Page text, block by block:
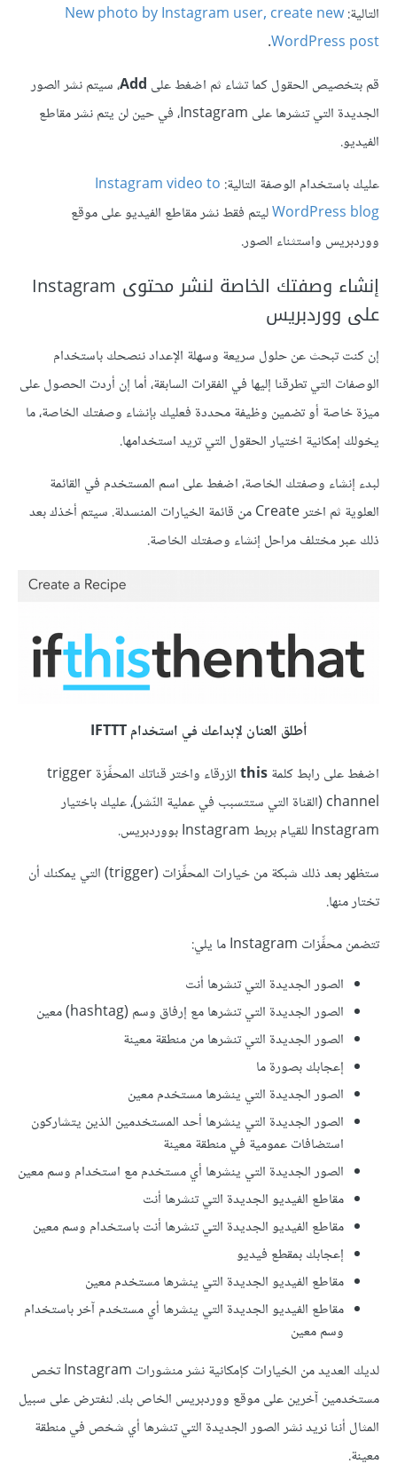
التالية:New photo by Instagram user, create new
WordPress post
.
قم بتخصيص الحقول كما تشاء ثم اضغط على Add، سيتم نشر الصور
الجديدة التي تنشرها على Instagram، في حين لن يتم نشر مقاطع
الفيديو.
عليك باستخدام الوصفة التالية: Instagram video to
WordPress blogليتم فقط نشر مقاطع الفيديو على موقع
ووردبريس واستثناء الصور.
إنشاء وصفتك الخاصة لنشر محتوى Instagram
على ووردبريس
إن كنت تبحث عن حلول سريعة وسهلة الإعداد ننصحك باستخدام
الوصفات التي تطرقنا إليها في الفقرات السابقة، أما إن أردت الحصول على
ميزة خاصة أو تضمين وظيفة محددة فعليك بإنشاء وصفتك الخاصة، ما
يخولك إمكانية اختيار الحقول التي تريد استخدامها.
لبدء إنشاء وصفتك الخاصة، اضغط على اسم المستخدم في القائمة
العلوية ثم اختر Create من قائمة الخيارات المنسدلة. سيتم أخذك بعد
ذلك عبر مختلف مراحل إنشاء وصفتك الخاصة.
أطلق العنان لإبداعك في استخدام IFTTT
اضغط على رابط كلمةthis
الزرقاء واختر قناتك المحفِّزة trigger
channel (القناة التي ستتسبب في عملية النّشر)، عليك باختيار
Instagram للقيام بربط Instagram بووردبريس.
ستظهر بعد ذلك شبكة من خيارات المحفِّزات (trigger) التي يمكنك أن
تختار منها.
تتضمن محفِّزات Instagram ما يلي:
الصور الجديدة التي تنشرها أنت
الصور الجديدة التي تنشرها مع إرفاق وسم (hashtag) معين
الصور الجديدة التي تنشرها من منطقة معينة
إعجابك بصورة ما
الصور الجديدة التي ينشرها مستخدم معين
الصور الجديدة التي ينشرها أحد المستخدمين الذين يتشاركون
استضافات عمومية في منطقة معينة
الصور الجديدة التي ينشرها أي مستخدم مع استخدام وسم معين
مقاطع الفيديو الجديدة التي تنشرها أنت
مقاطع الفيديو الجديدة التي تنشرها أنت باستخدام وسم معين
إعجابك بمقطع فيديو
مقاطع الفيديو الجديدة التي ينشرها مستخدم معين
مقاطع الفيديو الجديدة التي ينشرها أي مستخدم آخر باستخدام
وسم معين
لديك العديد من الخيارات كإمكانية نشر منشورات Instagram تخص
مستخدمين آخرين على موقع ووردبريس الخاص بك. لنفترض على سبيل
المثال أننا نريد نشر الصور الجديدة التي تنشرها أي شخص في منطقة
معينة.